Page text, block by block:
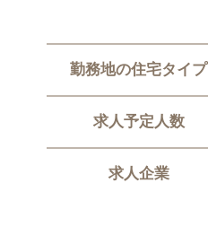
勤務地の住宅タイプ
求人予定人数
求人企業